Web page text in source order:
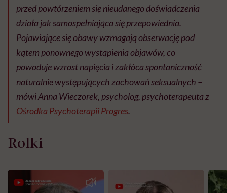
przed powtórzeniem się nieudanego doświadczenia
działa jak samospełniająca się przepowiednia.
Pojawiające się obawy wzmagają obserwację pod
kątem ponownego wystąpienia objawów, co
powoduje wzrost napięcia i zakłóca spontaniczność
naturalnie występujących zachowań seksualnych –
mówi Anna Wieczorek, psycholog, psychoterapeuta z
Ośrodka Psychoterapii Progres.
Rolki